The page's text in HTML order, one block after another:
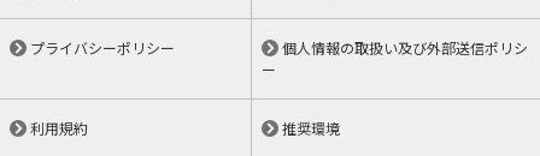
プライバシーポリシー
個人情報の取扱い及び外部送信ポリシ
ー
利用規約 推奨環境